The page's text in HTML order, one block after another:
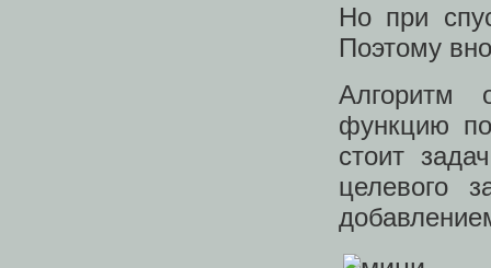
Но при
Поэтому
Алгоритм
функцию
стоит
целевого